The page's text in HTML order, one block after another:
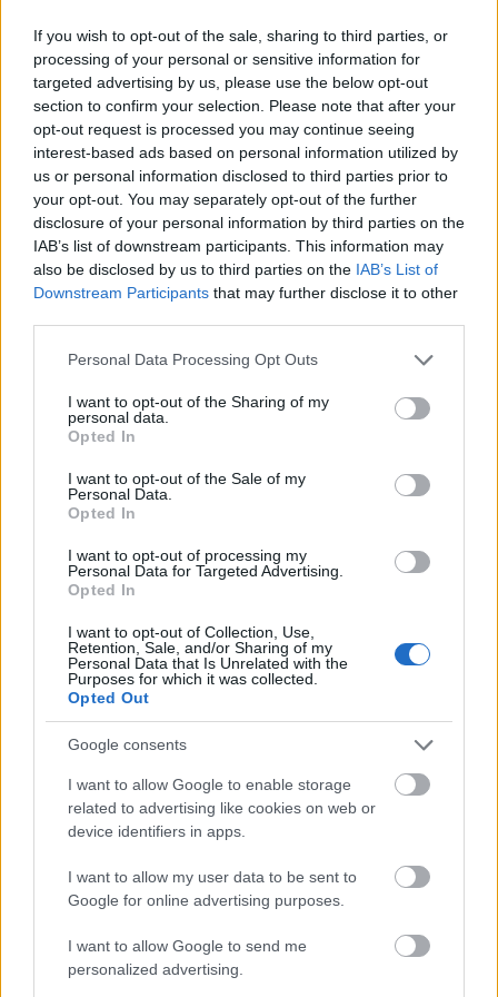
If you wish to opt-out of the sale, sharing to third parties, or
processing of your personal or sensitive information for
targeted advertising by us, please use the below opt-out
section to confirm your selection. Please note that after your
opt-out request is processed you may continue seeing
interest-based ads based on personal information utilized by
us or personal information disclosed to third parties prior to
your opt-out. You may separately opt-out of the further
disclosure of your personal information by third parties on the
IAB’s list of downstream participants. This information may
also be disclosed by us to third parties on the IAB’s List of
Downstream Participants that may further disclose it to other
Please note that this website/app uses one or more Google
not limited to your visit or usage behaviour. You may click to
grant or deny consent to Google and its third-party tags to
use your data for below specified purposes in below Google
consent section.
Personal Data Processing Opt Outs
I want to opt-out of the Sharing of my
personal data.
Opted In
I want to opt-out of the Sale of my
Personal Data.
Opted In
I want to opt-out of processing my
Personal Data for Targeted Advertising.
Opted In
I want to opt-out of Collection, Use,
Retention, Sale, and/or Sharing of my
Personal Data that Is Unrelated with the
Purposes for which it was collected.
Opted Out
Google consents
I want to allow Google to enable storage
related to advertising like cookies on web or
device identifiers in apps.
I want to allow my user data to be sent to
Google for online advertising purposes.
I want to allow Google to send me
personalized advertising.
Cornelius with Kahimi Karie:
Meets Cassette